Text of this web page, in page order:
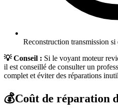
Reconstruction transmission si
💡 Conseil : Si le voyant moteur
il est conseillé de consulter un
complet et éviter des réparations
💰Coût de réparation